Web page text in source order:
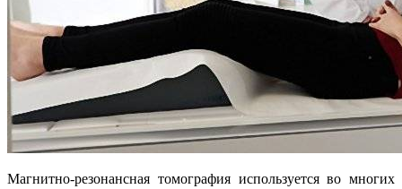
Магнитно-резонансная томография используется во многих